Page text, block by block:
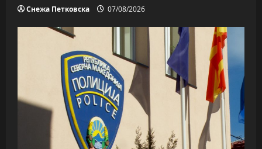
Снежа Петковска 07/08/2026